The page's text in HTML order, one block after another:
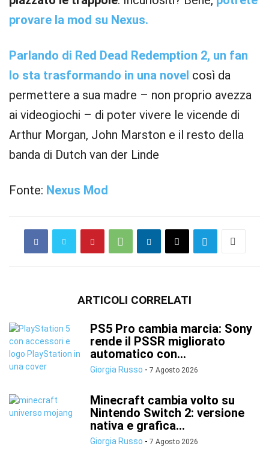
provare la mod su Nexus.
Parlando di Red Dead Redemption 2, un fan
lo sta trasformando in una novel così da
permettere a sua madre – non proprio avezza
ai videogiochi – di poter vivere le vicende di
Arthur Morgan, John Marston e il resto della
banda di Dutch van der Linde
Fonte: Nexus Mod
ARTICOLI CORRELATI
PS5 Pro cambia marcia: Sony
rende il PSSR migliorato
automatico con...
Giorgia Russo - 7 Agosto 2026
Minecraft cambia volto su
Nintendo Switch 2: versione
nativa e grafica...
Giorgia Russo - 7 Agosto 2026